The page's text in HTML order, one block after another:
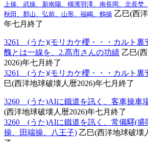
上操、武操、新南陽、橫濱羽澤、南長岡、北長埜
秋田、郡山、弘前、山形、福嶋、鶴操 乙巳(西
年七月終了
3261 (うた)(モリカケ櫻・・・カルト裏
醜とは一線を、2.髙市さんの功績 乙巳(
2026)年七月終了
3261 (うた)(モリカケ櫻・・・カルト裏
巳(西洋地球破壊人暦2026)年七月終了
3260 (うた)AIに鐵道を訊く、客車操車
(西洋地球破壊人暦2026)年七月終了
3260 (うた)AIに鐵道を訊く、常備驛(盛
操、田端操、八王子) 乙巳(西洋地球破壊